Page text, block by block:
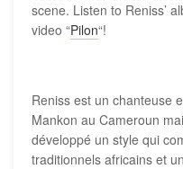
scene. Listen to Reniss’
video “Pilon“!
Reniss est un chanteuse
Mankon au Cameroun
développé un style qui
traditionnels africains et